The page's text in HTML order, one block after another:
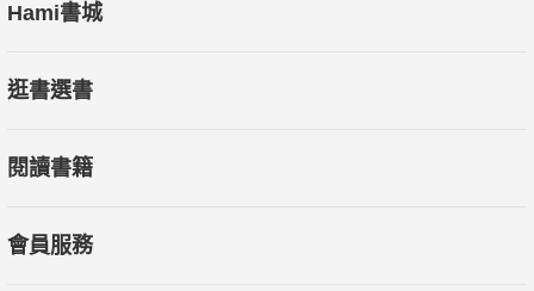
和個人生活之間取得平衡。
■ 列出你的證據：「什麼樣的行為、價值觀或證據支持這個想
→無論再忙，我和孩子都有固定的睡前時光；好的親子關係更重
Hami書城
逛書選書
閱讀書籍
會員服務